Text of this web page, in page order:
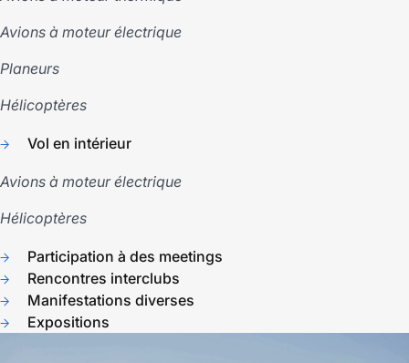
Avions à moteur électrique
Planeurs
Hélicoptères
Vol en intérieur
Avions à moteur électrique
Hélicoptères
Participation à des meetings
Rencontres interclubs
Manifestations diverses
Expositions